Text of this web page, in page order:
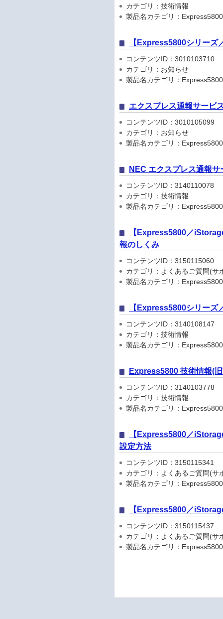
カテゴリ：技術情報
製品名カテゴリ：
【Express5800シリー
コンテンツID：3010103710
カテゴリ：お知らせ
製品名カテゴリ：
エクスプレス通報サービ
コンテンツID：3010105099
カテゴリ：お知らせ
製品名カテゴリ：
NEC エクスプレス通報
コンテンツID：3140110078
カテゴリ：技術情報
製品名カテゴリ：
【Express5800／
報のしくみ
コンテンツID：3150115060
カテゴリ：よくあるご質問(サ
製品名カテゴリ：
【Express5800シリー
コンテンツID：3140108147
カテゴリ：技術情報
製品名カテゴリ：
Express5800 技術情報(
コンテンツID：3140103778
カテゴリ：技術情報
製品名カテゴリ：
【Express5800／
設定方法
コンテンツID：3150115341
カテゴリ：よくあるご質問(サ
製品名カテゴリ：
【Express5800／
コンテンツID：3150115437
カテゴリ：よくあるご質問(サ
製品名カテゴリ：